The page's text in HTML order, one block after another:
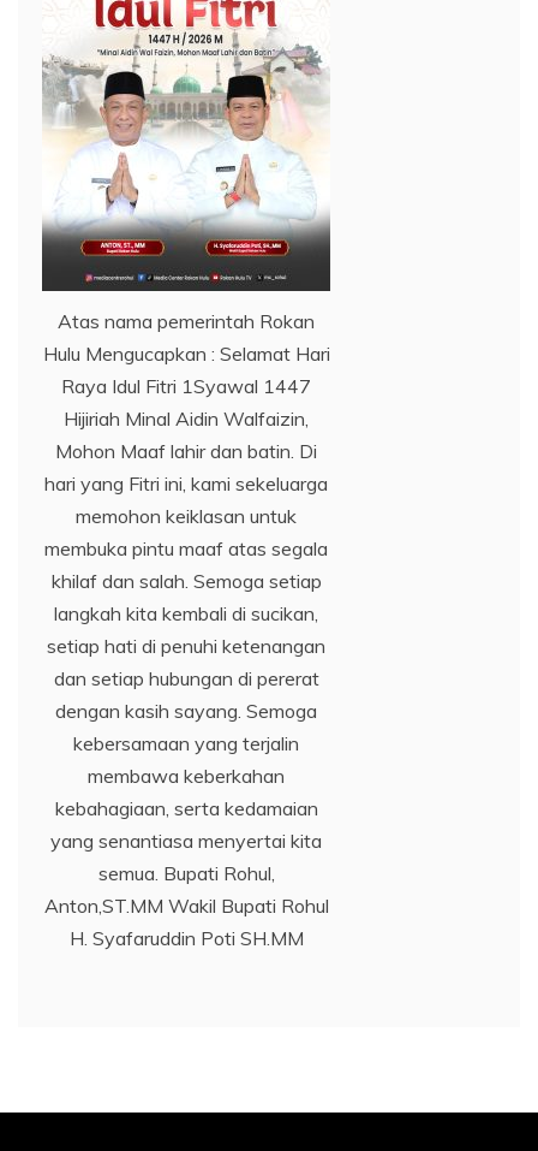
Atas nama pemerintah Rokan
Hulu Mengucapkan : Selamat Hari
Raya Idul Fitri 1Syawal 1447
Hijiriah Minal Aidin Walfaizin,
Mohon Maaf lahir dan batin. Di
hari yang Fitri ini, kami sekeluarga
memohon keiklasan untuk
membuka pintu maaf atas segala
khilaf dan salah. Semoga setiap
langkah kita kembali di sucikan,
setiap hati di penuhi ketenangan
dan setiap hubungan di pererat
dengan kasih sayang. Semoga
kebersamaan yang terjalin
membawa keberkahan
kebahagiaan, serta kedamaian
yang senantiasa menyertai kita
semua. Bupati Rohul,
Anton,ST.MM Wakil Bupati Rohul
H. Syafaruddin Poti SH.MM